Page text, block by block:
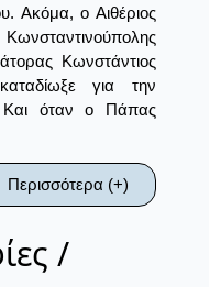
Ακόμα, ο Αιθέριος
Κωνστάντιος
για την
Και όταν ο Πάπας
Περισσότερα (+)
/